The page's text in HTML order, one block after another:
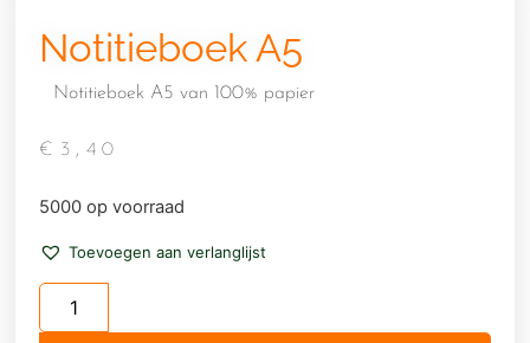
Notitieboek A5
Notitieboek A5 van 100% papier
€ 3,40
5000 op voorraad
Toevoegen aan verlanglijst